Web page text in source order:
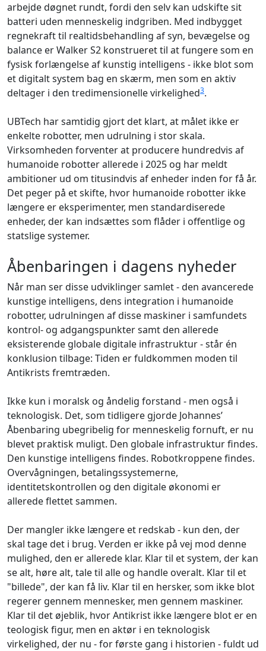
arbejde døgnet rundt, fordi den selv kan udskifte sit
batteri uden menneskelig indgriben. Med indbygget
regnekraft til realtidsbehandling af syn, bevægelse og
balance er Walker S2 konstrueret til at fungere som en
fysisk forlængelse af kunstig intelligens - ikke blot som
et digitalt system bag en skærm, men som en aktiv
deltager i den tredimensionelle virkelighed3.
UBTech har samtidig gjort det klart, at målet ikke er
enkelte robotter, men udrulning i stor skala.
Virksomheden forventer at producere hundredvis af
humanoide robotter allerede i 2025 og har meldt
ambitioner ud om titusindvis af enheder inden for få år.
Det peger på et skifte, hvor humanoide robotter ikke
længere er eksperimenter, men standardiserede
enheder, der kan indsættes som flåder i offentlige og
statslige systemer.
Åbenbaringen i dagens nyheder
Når man ser disse udviklinger samlet - den avancerede
kunstige intelligens, dens integration i humanoide
robotter, udrulningen af disse maskiner i samfundets
kontrol- og adgangspunkter samt den allerede
eksisterende globale digitale infrastruktur - står én
konklusion tilbage: Tiden er fuldkommen moden til
Antikrists fremtræden.
Ikke kun i moralsk og åndelig forstand - men også i
teknologisk. Det, som tidligere gjorde Johannes’
Åbenbaring ubegribelig for menneskelig fornuft, er nu
blevet praktisk muligt. Den globale infrastruktur findes.
Den kunstige intelligens findes. Robotkroppene findes.
Overvågningen, betalingssystemerne,
identitetskontrollen og den digitale økonomi er
allerede flettet sammen.
Der mangler ikke længere et redskab - kun den, der
skal tage det i brug. Verden er ikke på vej mod denne
mulighed, den er allerede klar. Klar til et system, der kan
se alt, høre alt, tale til alle og handle overalt. Klar til et
"billede", der kan få liv. Klar til en hersker, som ikke blot
regerer gennem mennesker, men gennem maskiner.
Klar til det øjeblik, hvor Antikrist ikke længere blot er en
teologisk figur, men en aktør i en teknologisk
virkelighed, der nu - for første gang i historien - fuldt ud